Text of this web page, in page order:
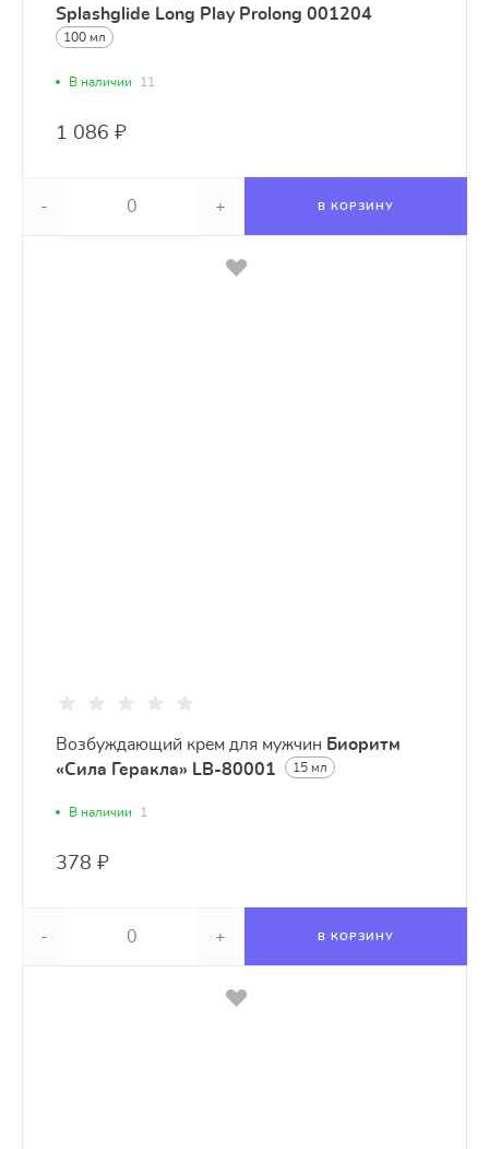
Splashglide Long Play Prolong 001204
100 мл
В наличии 11
1 086 ₽
- + В КОРЗИНУ
Возбуждающий крем для мужчин Биоритм
«Сила Геракла» LB-80001
15 мл
В наличии 1
378 ₽
- + В КОРЗИНУ